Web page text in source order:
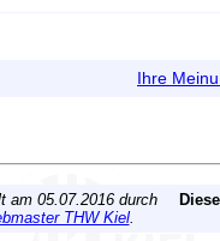
Ihre
am 05.07.2016 durch
THW Kiel.